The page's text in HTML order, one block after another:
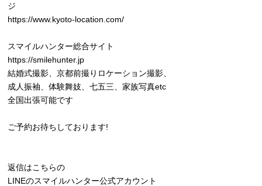
ジ
https://www.kyoto-location.com/
スマイルハンター総合サイト
https://smilehunter.jp
結婚式撮影、京都前撮りロケーション撮影、
成人振袖、体験舞妓、七五三、家族写真etc
全国出張可能です
ご予約お待ちしております!
返信はこちらの
LINEのスマイルハンター公式アカウント